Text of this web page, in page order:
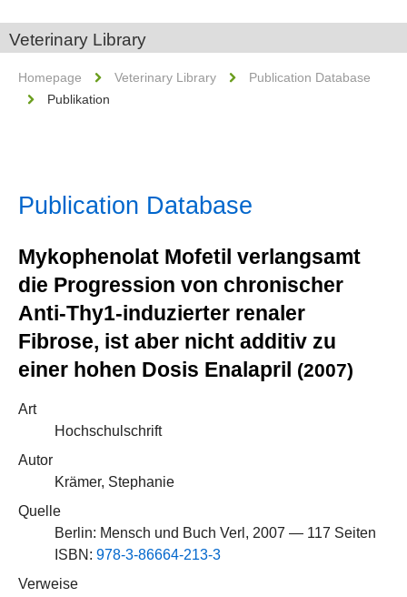
Veterinary Library
Homepage Veterinary Library
Publication Database
Publikation
Publication Database
Mykophenolat Mofetil verlangsamt
die Progression von chronischer
Anti-Thy1-induzierter renaler
Fibrose, ist aber nicht additiv zu
einer hohen Dosis Enalapril (2007)
Art
Hochschulschrift
Autor
Krämer, Stephanie
Quelle
Berlin: Mensch und Buch Verl, 2007 — 117 Seiten
ISBN: 978-3-86664-213-3
Verweise